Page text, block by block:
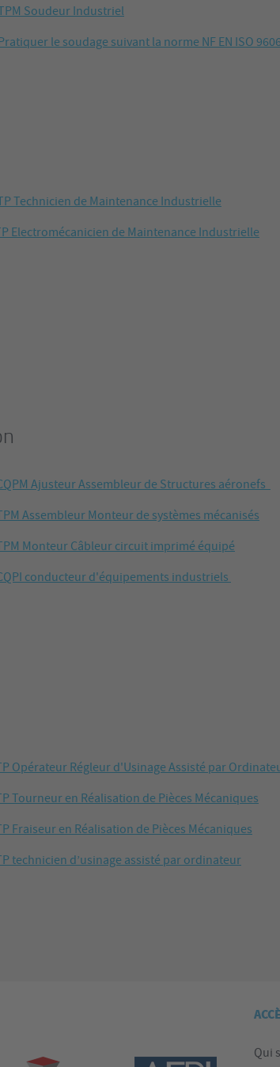
Soudeur Industriel
le soudage suivant la norme NF EN ISO
Technicien de Maintenance Industrielle
Electromécanicien de Maintenance Industrielle
Ajusteur Assembleur de Structures aéronefs
Assembleur Monteur de systèmes mécanisés
Monteur Câbleur circuit imprimé équipé
conducteur d'équipements industriels
Opérateur Régleur d'Usinage Assisté par
Tourneur en Réalisation de Pièces Mécaniques
Fraiseur en Réalisation de Pièces Mécaniques
technicien d’usinage assisté par ordinateur
Qui